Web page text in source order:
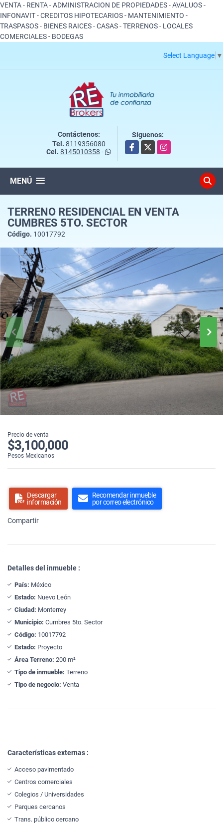
VENTA - RENTA - ADMINISTRACION DE PROPIEDADES - AVALUOS -
INFONAVIT - CREDITOS HIPOTECARIOS - MANTENIMIENTO -
TRASPASOS - BIENES RAICES - CASAS - TERRENOS - LOCALES
COMERCIALES - BODEGAS
Select Language ▼
Contáctenos:
Tel. 8119356080
Cel. 8145010358 -
Síguenos:
Facebook
X Instagram
MENÚ
TERRENO RESIDENCIAL EN VENTA
CUMBRES 5TO. SECTOR
Código. 10017792
Precio de venta
$3,100,000
Pesos Mexicanos
Descargar
información
Recomendar inmueble
por correo electrónico
Compartir
Detalles del inmueble :
País: México
Estado: Nuevo León
Ciudad: Monterrey
Municipio: Cumbres 5to. Sector
Código: 10017792
Estado: Proyecto
Área Terreno: 200 m²
Tipo de inmueble: Terreno
Tipo de negocio: Venta
Características externas :
Acceso pavimentado
Centros comerciales
Colegios / Universidades
Parques cercanos
Trans. público cercano